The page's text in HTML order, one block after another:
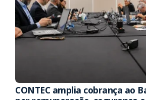
CONTEC amplia cobrança ao